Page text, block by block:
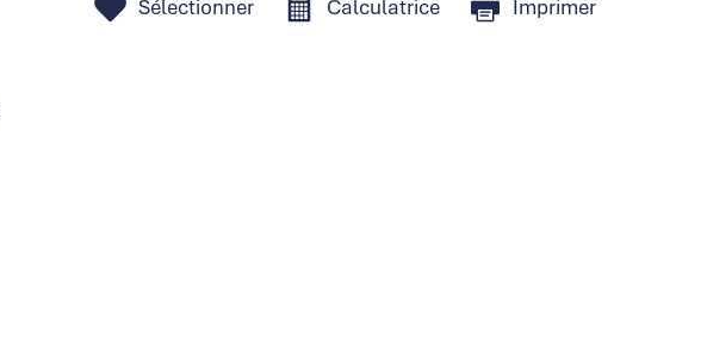
Sélectionner Calculatrice Imprimer